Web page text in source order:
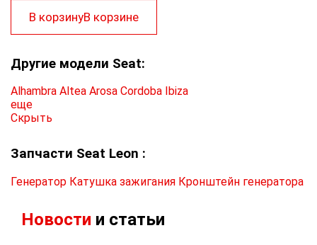
В корзинуВ корзине
Другие модели Seat:
Alhambra Altea Arosa Cordoba Ibiza
еще
Скрыть
Запчасти Seat Leon :
Генератор Катушка зажигания Кронштейн генератора
Новости и статьи